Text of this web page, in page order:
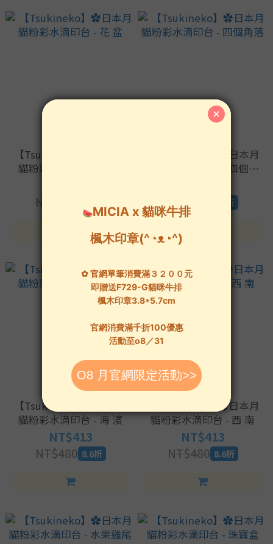
【Tsukineko】✿日本月
NT$480
【Tsukineko】✿日本月
貓粉彩水滴印台 - 四個角
NT$480
8.6折
【Tsukineko】✿日本月
貓粉彩水滴印台 - 海 濱
NT$413
NT$480 8.6折
【Tsukineko】✿日本月
貓粉彩水滴印台 - 西 南
NT$413
NT$480 8.6折